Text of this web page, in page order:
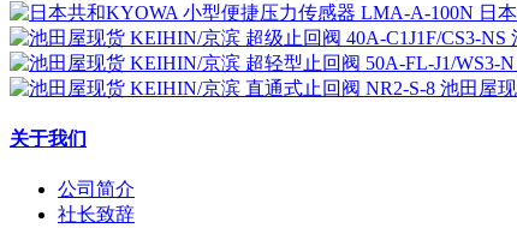
日
池田屋
关于我们
公司简介
社长致辞